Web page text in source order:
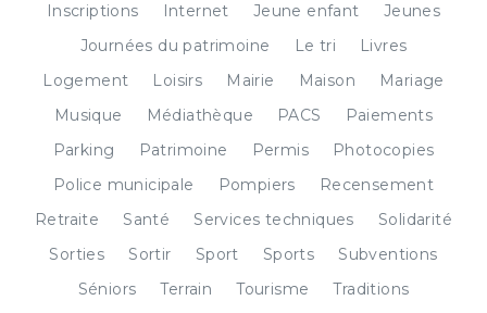
Inscriptions
Internet Jeune enfant
Jeunes
Journées du patrimoine
Le tri
Livres
Logement
Loisirs Mairie Maison
Mariage
Musique
Médiathèque PACS
Paiements
Parking
Patrimoine Permis
Photocopies
Police municipale
Pompiers
Recensement
Retraite
Santé Services techniques
Solidarité
Sorties
Sortir Sport Sports
Subventions
Séniors
Terrain Tourisme
Traditions